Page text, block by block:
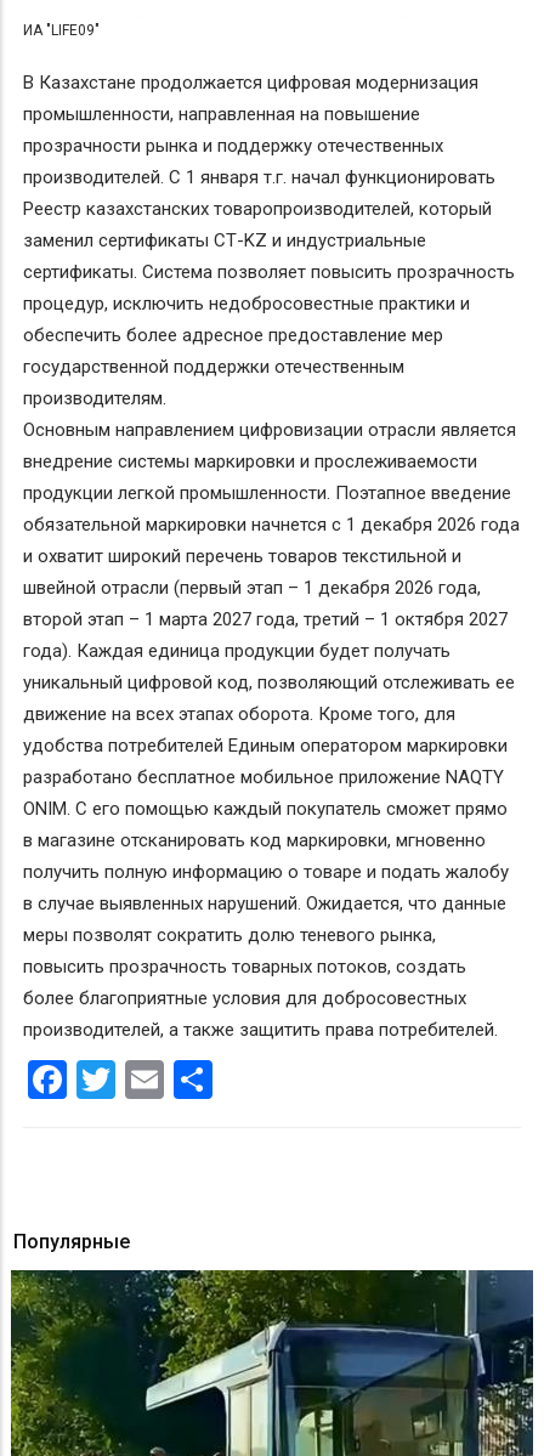
ИА "LIFE09"
В Казахстане продолжается цифровая модернизация
промышленности, направленная на повышение
прозрачности рынка и поддержку отечественных
производителей. С 1 января т.г. начал функционировать
Реестр казахстанских товаропроизводителей, который
заменил сертификаты СТ-KZ и индустриальные
сертификаты. Система позволяет повысить прозрачность
процедур, исключить недобросовестные практики и
обеспечить более адресное предоставление мер
государственной поддержки отечественным
производителям.
Основным направлением цифровизации отрасли является
внедрение системы маркировки и прослеживаемости
продукции легкой промышленности. Поэтапное введение
обязательной маркировки начнется с 1 декабря 2026 года
и охватит широкий перечень товаров текстильной и
швейной отрасли (первый этап – 1 декабря 2026 года,
второй этап – 1 марта 2027 года, третий – 1 октября 2027
года). Каждая единица продукции будет получать
уникальный цифровой код, позволяющий отслеживать ее
движение на всех этапах оборота. Кроме того, для
удобства потребителей Единым оператором маркировки
разработано бесплатное мобильное приложение NAQTY
ONIM. С его помощью каждый покупатель сможет прямо
в магазине отсканировать код маркировки, мгновенно
получить полную информацию о товаре и подать жалобу
в случае выявленных нарушений. Ожидается, что данные
меры позволят сократить долю теневого рынка,
повысить прозрачность товарных потоков, создать
более благоприятные условия для добросовестных
производителей, а также защитить права потребителей.
Facebook
Twitter
Email
Популярные